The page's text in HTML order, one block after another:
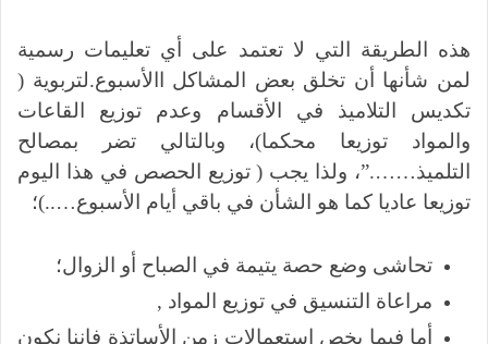
هذه الطريقة التي لا تعتمد على أي تعليمات رسمية
لمن شأنها أن تخلق بعض المشاكل االأسبوع.لتربوية (
تكديس التلاميذ في الأقسام وعدم توزيع القاعات
والمواد توزيعا محكما)، وبالتالي تضر بمصالح
التلميذ…….”، ولذا يجب ( توزيع الحصص في هذا اليوم
توزيعا عاديا كما هو الشأن في باقي أيام الأسبوع…..)؛
تحاشى وضع حصة يتيمة في الصباح أو الزوال؛
مراعاة التنسيق في توزيع المواد ,
أما فيما يخص استعمالات زمن الأساتذة فإننا نكون